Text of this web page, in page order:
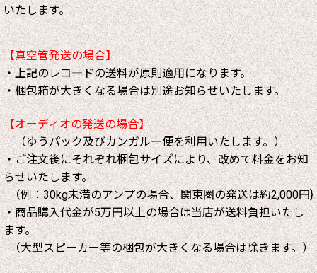
いたします。
【真空管発送の場合】
・上記のレコ―ドの送料が原則適用になります。
・梱包箱が大きくなる場合は別途お知らせいたします。
【オーディオの発送の場合】
（ゆうパック及びカンガルー便を利用いたします。）
・ご注文後にそれぞれ梱包サイズにより、改めて料金をお知
らせいたします。
（例：30kg未満のアンプの場合、関東圏の発送は約2,000円}
・商品購入代金が5万円以上の場合は当店が送料負担いたし
ます。
（大型スピーカー等の梱包が大きくなる場合は除きます。）